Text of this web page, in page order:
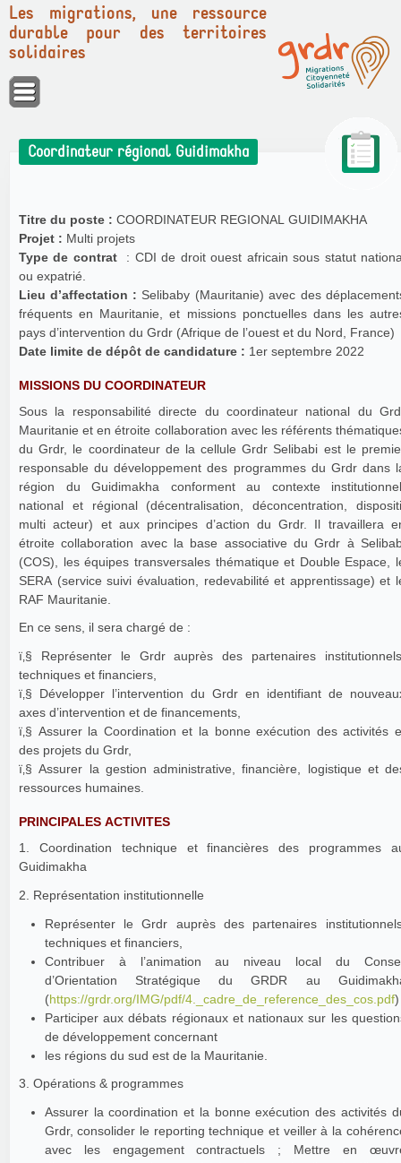
Panneau de gestion des cookies
Les migrations, une ressource
durable pour des territoires
solidaires
Coordinateur régional Guidimakha
Titre du poste : COORDINATEUR REGIONAL GUIDIMAKHA
Projet : Multi projets
Type de contrat
: CDI de droit ouest africain sous statut
ou expatrié.
Lieu d’affectation : Selibaby (Mauritanie) avec des
fréquents en Mauritanie, et missions ponctuelles dans les
pays d’intervention du Grdr (Afrique de l’ouest et du Nord, France)
Date limite de dépôt de candidature : 1er septembre 2022
MISSIONS DU COORDINATEUR
Sous la responsabilité directe du coordinateur national du
Mauritanie et en étroite collaboration avec les référents
du Grdr, le coordinateur de la cellule Grdr Selibabi est le
responsable du développement des programmes du Grdr dans
région du Guidimakha conforment au contexte
national et régional (décentralisation, déconcentration,
multi acteur) et aux principes d’action du Grdr. Il travaillera
étroite collaboration avec la base associative du Grdr à
(COS), les équipes transversales thématique et Double Espace,
SERA (service suivi évaluation, redevabilité et apprentissage) et
RAF Mauritanie.
En ce sens, il sera chargé de :
ï‚§ Représenter le Grdr auprès des partenaires
techniques et financiers,
ï‚§ Développer l’intervention du Grdr en identifiant de
axes d’intervention et de financements,
ï‚§ Assurer la Coordination et la bonne exécution des activités
des projets du Grdr,
ï‚§ Assurer la gestion administrative, financière, logistique et
ressources humaines.
PRINCIPALES ACTIVITES
1. Coordination technique et financières des programmes
Guidimakha
2. Représentation institutionnelle
Représenter le Grdr auprès des partenaires
techniques et financiers,
Contribuer à l’animation au niveau local du
d’Orientation Stratégique du GRDR au
(https://grdr.org/IMG/pdf/4._cadre_de_reference_des_cos.pdf)
Participer aux débats régionaux et nationaux sur les
de développement concernant
les régions du sud est de la Mauritanie.
3. Opérations & programmes
Assurer la coordination et la bonne exécution des activités
Grdr, consolider le reporting technique et veiller à la
avec les engagement contractuels ; Mettre en